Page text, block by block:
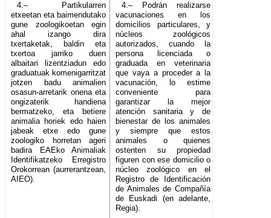
4.– Partikularren
etxeetan eta baimendutako
gune zoologikoetan egin
ahal izango dira
txertaketak, baldin eta
txertoa jarriko duen
albaitari lizentziadun edo
graduatuak komenigarritzat
jotzen badu animalien
osasun-arretarik onena eta
ongizaterik handiena
bermatzeko, eta betiere
animalia horiek edo haien
jabeak etxe edo gune
zoologiko horretan ageri
badira EAEko Animaliak
Identifikatzeko Erregistro
Orokorrean (aurrerantzean,
AIEO).
4.– Podrán realizarse
vacunaciones en los
domicilios particulares, y
núcleos zoológicos
autorizados, cuando la
persona licenciada o
graduada en veterinaria
que vaya a proceder a la
vacunación, lo estime
conveniente para
garantizar la mejor
atención sanitaria y de
bienestar de los animales
y siempre que estos
animales o quienes
ostenten su propiedad
figuren con ese domicilio o
núcleo zoológico en el
Registro de Identificación
de Animales de Compañía
de Euskadi (en adelante,
Regia).